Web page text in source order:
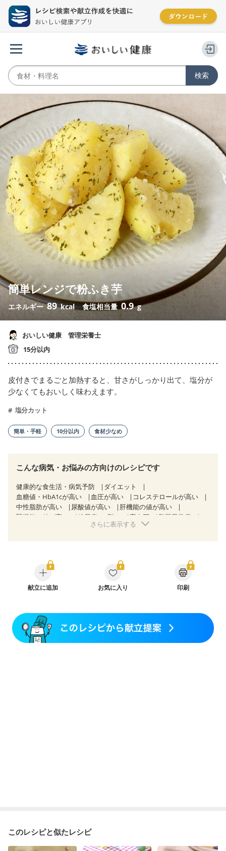
簡単レンジで粉ふき芋
エネルギー89 kcal 食塩相当量0.9 g
おいしい健康 管理栄養士
15分以内
皮付きでまるごと加熱すると、甘さがしっかり出て、塩分が
少なくてもおいしく味わえます。
塩分カット
簡単・手軽 10分以内 食材少なめ
こんな病気・お悩みの方向けのレシピです
健康的な食生活・病気予防
ダイエット
血糖値・HbA1cが高い
血圧が高い
コレステロールが高い
中性脂肪が高い
尿酸値が高い
肝機能の値が高い
腎機能の値が高い
糖尿病（2型） 高血圧
脂質異常症
狭心症 心筋梗塞
糖尿病性腎症（第１期）
糖尿病性腎症（第２期）
CKD（ステージ１）
CKD（ステージ２）
乳がん（抗がん剤治療中）
乳がん（ホルモン療法中）
飲み込みにくい
妊婦健診・体重増加が気になる（初期）
妊婦健診・血圧が気になる（初期）
さらに表示する
献立に追加 お気に入り 印刷
このレシピと似たレシピ